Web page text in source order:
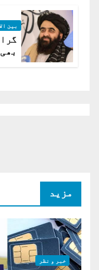
بین
مزید
خبر و نظر